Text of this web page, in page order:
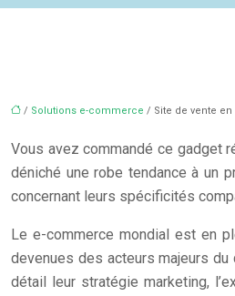
/ Solutions e-commerce / Site de vente
Vous avez commandé ce gadget
déniché une robe tendance à un
concernant leurs spécificités
Le e-commerce mondial est en
devenues des acteurs majeurs
détail leur stratégie marketing,